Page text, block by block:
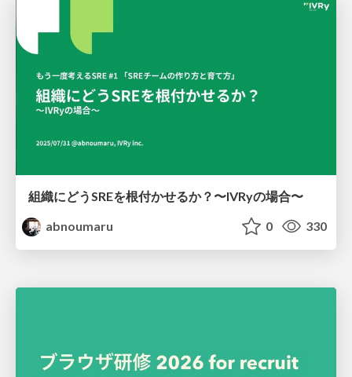
組織にどうSREを根付かせるか？〜IVRyの場合〜
abnoumaru
0 330